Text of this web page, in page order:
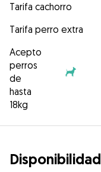
Tarifa cachorro
Tarifa perro extra
Acepto
perros
de
hasta
18kg
Disponibilidad